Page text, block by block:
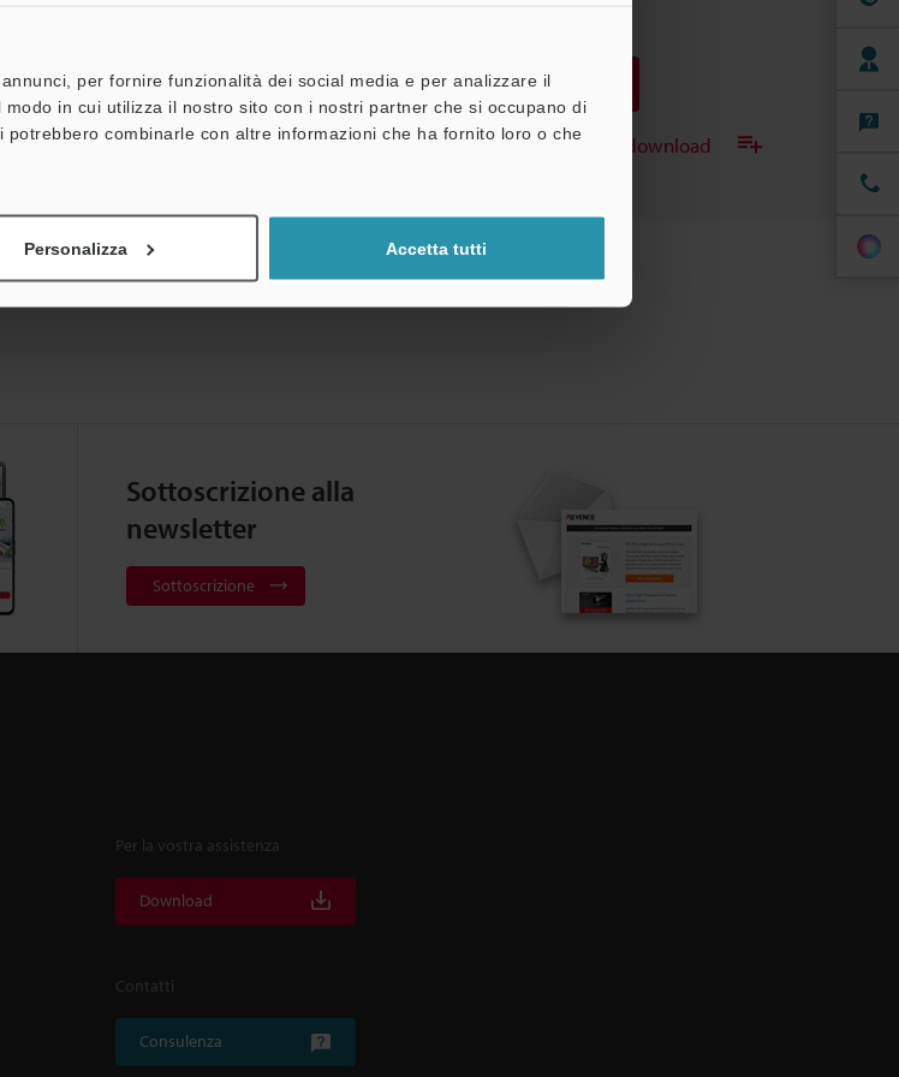
per fornire funzionalità dei social media e per analizzare il
in cui utilizza il nostro sito con i nostri partner che si occupano di
combinarle con altre informazioni che ha fornito loro o che
Personalizza Accetta tutti
Download
Aggiungi all'elenco dei download
Sottoscrizione alla
newsletter
Sottoscrizione
Per la vostra assistenza
Download
Contatti
Consulenza